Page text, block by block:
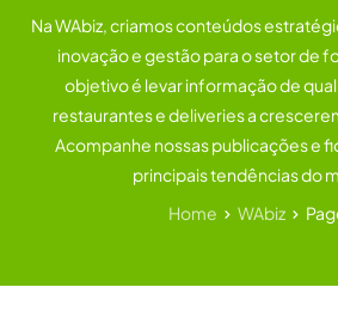
Materiais Gratuitos
Na WAbiz, criamos conteúdos
inovação e gestão para o setor de
objetivo é levar informação de
restaurantes e deliveries a
Acompanhe nossas publicações e
principais tendências do
Home
WAbiz